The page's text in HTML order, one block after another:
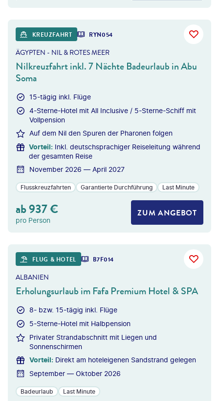
KREUZFAHRT RYN054
ÄGYPTEN - NIL & ROTES MEER
Nilkreuzfahrt inkl. 7 Nächte Badeurlaub in Abu
Soma
15-tägig inkl. Flüge
4-Sterne-Hotel mit All Inclusive / 5-Sterne-Schiff mit
Vollpension
Auf dem Nil den Spuren der Pharonen folgen
Vorteil: Inkl. deutschsprachiger Reiseleitung während
der gesamten Reise
November 2026 — April 2027
Flusskreuzfahrten Garantierte Durchführung Last Minute
ab937€
pro Person
ZUM ANGEBOT
FLUG & HOTEL B7F014
ALBANIEN
Erholungsurlaub im Fafa Premium Hotel & SPA
8- bzw. 15-tägig inkl. Flüge
5-Sterne-Hotel mit Halbpension
Privater Strandabschnitt mit Liegen und
Sonnenschirmen
Vorteil: Direkt am hoteleigenen Sandstrand gelegen
September — Oktober 2026
Badeurlaub Last Minute